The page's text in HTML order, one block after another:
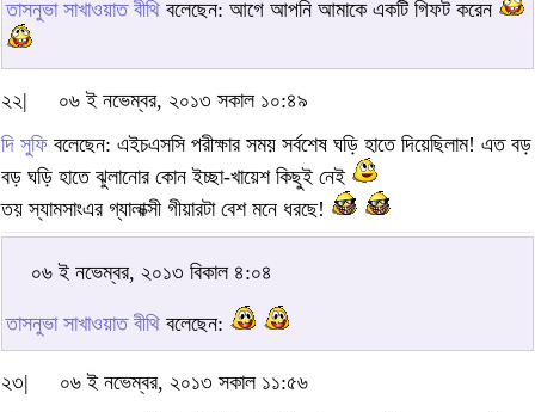
তাসনুভা সাখাওয়াত বীথি বলেছেন: আগে আপনি আমাকে একটি গিফট করেন
২২|
০৬ ই নভেম্বর, ২০১৩ সকাল ১০:৪৯
দি সুফি বলেছেন: এইচএসসি পরীক্ষার সময় সর্বশেষ ঘড়ি হাতে দিয়েছিলাম! এত বড়
বড় ঘড়ি হাতে ঝুলানোর কোন ইচ্ছা-খায়েশ কিছুই নেই
তয় স্যামসাংএর গ্যালাক্সী গীয়ারটা বেশ মনে ধরছে!
০৬ ই নভেম্বর, ২০১৩ বিকাল ৪:০৪
তাসনুভা সাখাওয়াত বীথি বলেছেন:
২৩|
০৬ ই নভেম্বর, ২০১৩ সকাল ১১:৫৬